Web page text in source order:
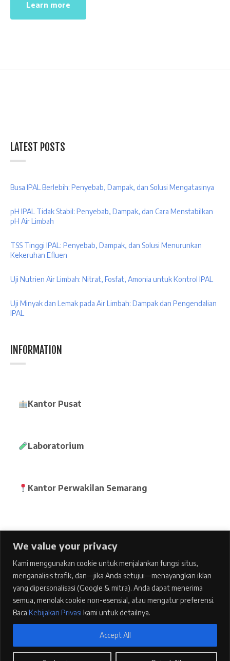
We value your privacy
Kami menggunakan cookie untuk menjalankan fungsi situs,
menganalisis trafik, dan—jika Anda setujui—menayangkan iklan
yang dipersonalisasi (Google & mitra). Anda dapat menerima
semua, menolak cookie non-esensial, atau mengatur preferensi.
Baca Kebijakan Privasi kami untuk detailnya.
Accept All
Learn more
LATEST POSTS
Busa IPAL Berlebih: Penyebab, Dampak, dan Solusi Mengatasinya
pH IPAL Tidak Stabil: Penyebab, Dampak, dan Cara Menstabilkan
pH Air Limbah
TSS Tinggi IPAL: Penyebab, Dampak, dan Solusi Menurunkan
Kekeruhan Efluen
Uji Nutrien Air Limbah: Nitrat, Fosfat, Amonia untuk Kontrol IPAL
Uji Minyak dan Lemak pada Air Limbah: Dampak dan Pengendalian
IPAL
INFORMATION
Kantor Pusat
Laboratorium
Kantor Perwakilan Semarang
Home
pages
Features
Blog